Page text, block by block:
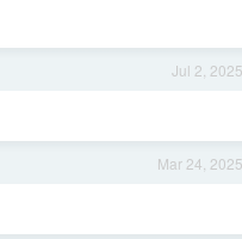
Jul 2, 2025
Mar 24, 2025